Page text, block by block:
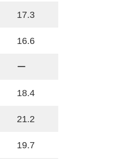
17.3
16.6
ー
18.4
21.2
19.7